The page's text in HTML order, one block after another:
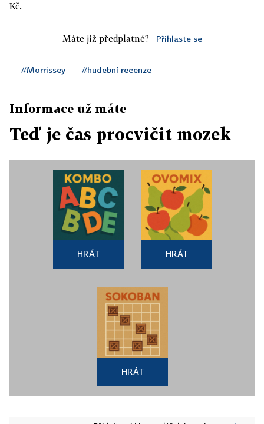
Kč.
Máte již předplatné? Přihlaste se
#Morrissey #hudební recenze
Informace už máte
Teď je čas procvičit mozek
HRÁT HRÁT
HRÁT